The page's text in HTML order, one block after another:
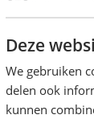
manieren om
om naar uw
Deze
We gebruiken
delen ook
kunnen